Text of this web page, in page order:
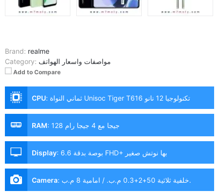
Brand: realme
Category: مواصفات واسعار الهواتف
Add to Compare
CPU: ثماني النواة Unisoc Tiger T616 تكنولوجيا 12 نانو
RAM: 128 جيجا مع 4 جيجا رام
Display: 6.6 بوصة بدقة FHD+ بها نوتش صغير
Camera: خلفية ثلاثية 50+2+0.3 م.ب. / امامية 8 م.ب.